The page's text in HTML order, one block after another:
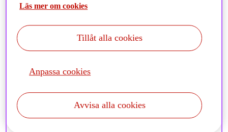
koncernens samtliga investeringar. Med policyn på plats
intensifieras dialogerna med bolagen globalt, i Sverige
främst inom gruv- skogs- och livsmedelsindustrin.
Samtidigt höjs minimikraven för vad som får ingå i
ett antal exkluderingar.
Läs mer om cookies
Anpassa cookies
Avvisa alla cookies
Tillåt alla cookies